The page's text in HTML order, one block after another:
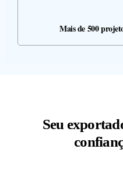
Mais de 500
Seu